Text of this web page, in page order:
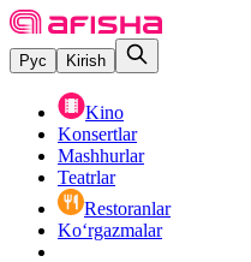
Рус Kirish
Kino
Konsertlar
Mashhurlar
Teatrlar
Restoranlar
Ko‘rgazmalar